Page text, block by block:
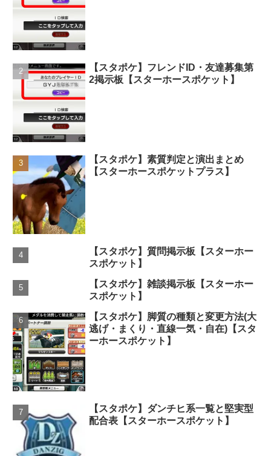
【スタポケ】フレンドID・友達募集第
2掲示板【スターホースポケット】
【スタポケ】素質判定と演出まとめ
【スターホースポケットプラス】
【スタポケ】質問掲示板【スターホー
スポケット】
【スタポケ】雑談掲示板【スターホー
スポケット】
【スタポケ】脚質の種類と変更方法(大
逃げ・まくり・直線一気・自在)【スタ
ーホースポケット】
【スタポケ】ダンチヒ系一覧と堅実型
配合表【スターホースポケット】